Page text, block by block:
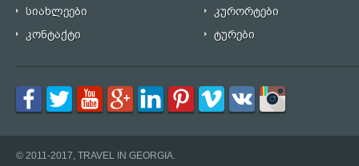
სიახლეები
კურორტები
კონტაქტი
ტურები
© 2011-2017, TRAVEL IN GEORGIA.